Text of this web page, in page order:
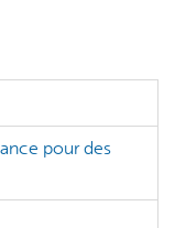
pour des